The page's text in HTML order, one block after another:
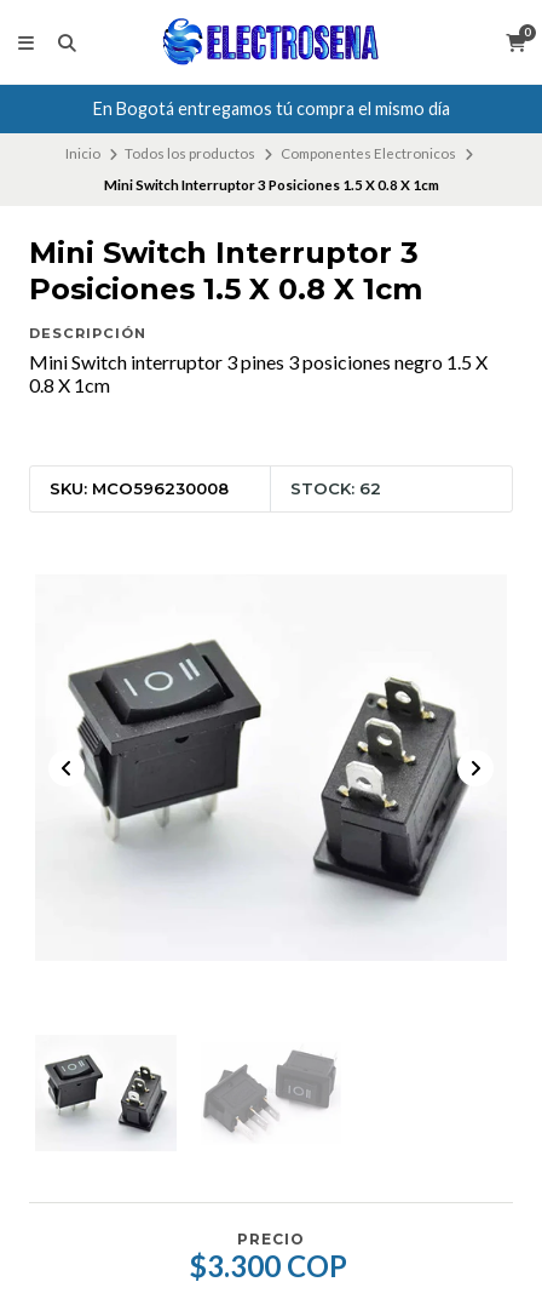
0
En Bogotá entregamos tú compra el mismo día
Inicio Todos los productos
Componentes Electronicos
Mini Switch Interruptor 3 Posiciones 1.5 X 0.8 X 1cm
Mini Switch Interruptor 3
Posiciones 1.5 X 0.8 X 1cm
DESCRIPCIÓN
Mini Switch interruptor 3 pines 3 posiciones negro 1.5 X
0.8 X 1cm
SKU: MCO596230008 STOCK: 62
PRECIO
$3.300 COP